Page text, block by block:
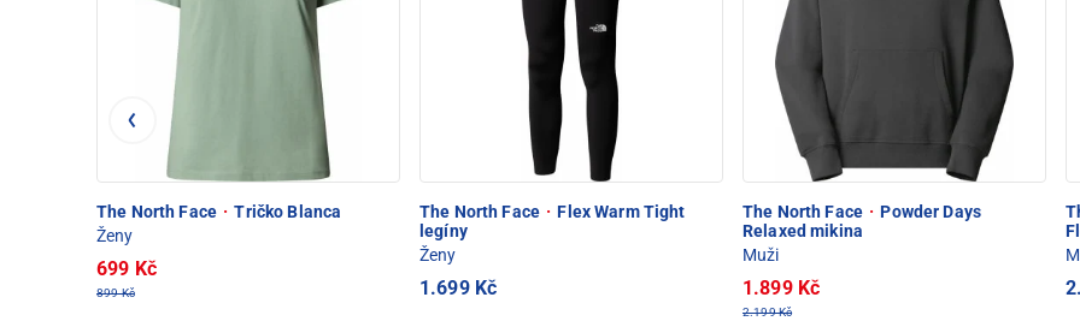
The North Face · Tričko Blanca
Ženy
699 Kč
899 Kč
The North Face · Flex Warm Tight
legíny
Ženy
1.699 Kč
The North Face · Powder Days
Relaxed mikina
Muži
1.899 Kč
2.199 Kč